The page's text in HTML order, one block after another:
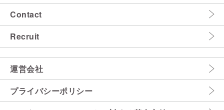
Contact
Recruit
運営会社
プライバシーポリシー